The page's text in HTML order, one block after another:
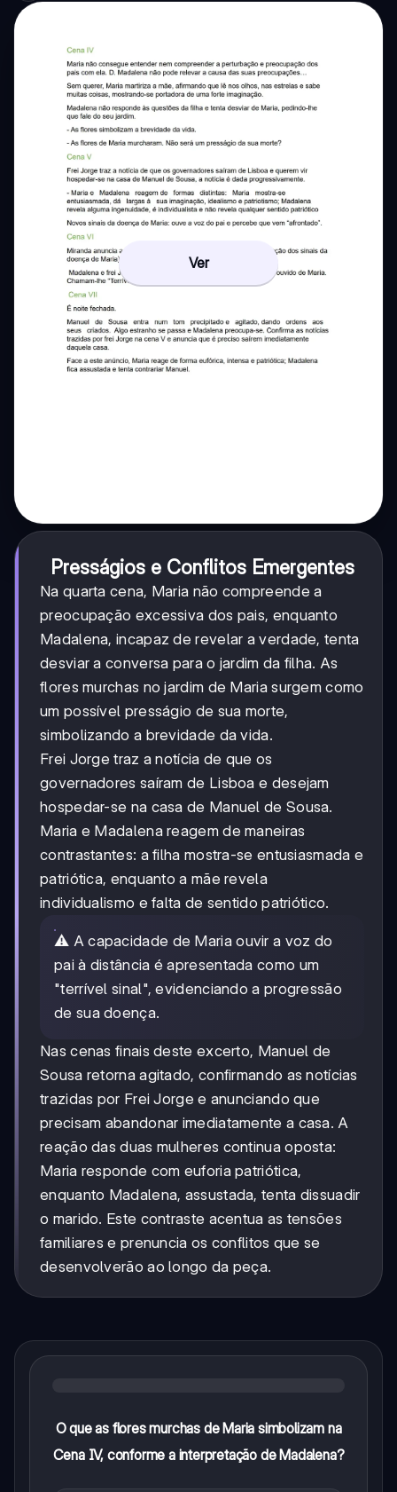
Ver
Presságios e Conflitos Emergentes
Na quarta cena, Maria não compreende a
preocupação excessiva dos pais, enquanto
Madalena, incapaz de revelar a verdade, tenta
desviar a conversa para o jardim da filha. As
flores murchas no jardim de Maria surgem como
um possível presságio de sua morte,
simbolizando a brevidade da vida.
Frei Jorge traz a notícia de que os
governadores saíram de Lisboa e desejam
hospedar-se na casa de Manuel de Sousa.
Maria e Madalena reagem de maneiras
contrastantes: a filha mostra-se entusiasmada e
patriótica, enquanto a mãe revela
individualismo e falta de sentido patriótico.
⚠️ A capacidade de Maria ouvir a voz do
pai à distância é apresentada como um
"terrível sinal", evidenciando a progressão
de sua doença.
Nas cenas finais deste excerto, Manuel de
Sousa retorna agitado, confirmando as notícias
trazidas por Frei Jorge e anunciando que
precisam abandonar imediatamente a casa. A
reação das duas mulheres continua oposta:
Maria responde com euforia patriótica,
enquanto Madalena, assustada, tenta dissuadir
o marido. Este contraste acentua as tensões
familiares e prenuncia os conflitos que se
desenvolverão ao longo da peça.
O que as flores murchas de Maria simbolizam na
Cena IV, conforme a interpretação de Madalena?